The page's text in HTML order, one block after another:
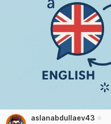
aslanabdullaev43